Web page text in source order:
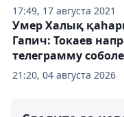
17:49, 17 августа 2021
21:20, 04 августа 2026
Умер Халық
Гапич: Токаев
телеграмму